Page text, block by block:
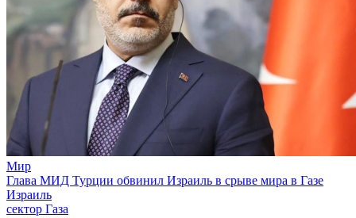
Мир
Глава МИД Турции обвинил Израиль в срыве мира в Газе
Израиль
сектор Газа